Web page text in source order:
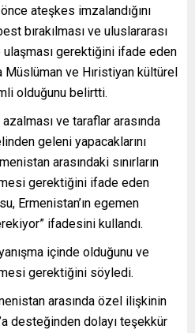
ateşkes imzalandığını
bırakılması ve uluslararası
ulaşması gerektiğini ifade eden
Müslüman ve Hıristiyan kültürel
olduğunu belirtti.
ve taraflar arasında
geleni yapacaklarını
arasındaki sınırların
gerektiğini ifade eden
Ermenistan’ın egemen
ifadesini kullandı.
içinde olduğunu ve
gerektiğini söyledi.
arasında özel ilişkinin
desteğinden dolayı teşekkür